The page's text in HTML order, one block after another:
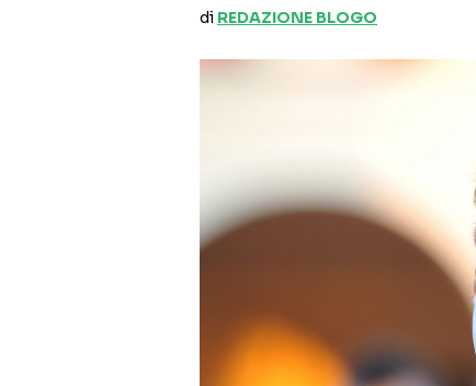
di REDAZIONE BLOGO